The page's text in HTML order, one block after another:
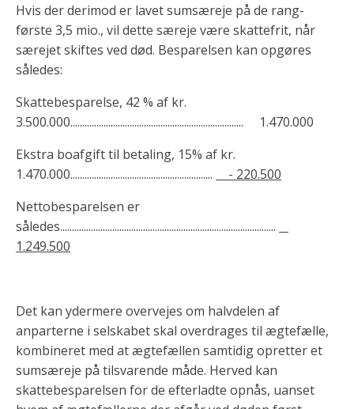
Hvis der derimod er lavet sumsæreje på de rang-
første 3,5 mio., vil dette særeje være skattefrit, når
særejet skiftes ved død. Besparelsen kan opgøres
således:
Skattebesparelse, 42 % af kr.
3.500.000......................................................................... 1.470.000
Ekstra boafgift til betaling, 15% af kr.
1.470.000............................................................
- 220.500
Nettobesparelsen er
således...........................................................................................
1.249.500
Det kan ydermere overvejes om halvdelen af
anparterne i selskabet skal overdrages til ægtefælle,
kombineret med at ægtefællen samtidig opretter et
sumsæreje på tilsvarende måde. Herved kan
skattebesparelsen for de efterladte opnås, uanset